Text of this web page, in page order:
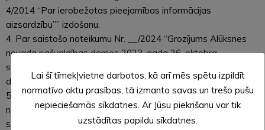
4/2014 “Par ierobežotas pieejamības informācijas
aizsardzību”” izdošanu.
4. Par saistošo noteikumu Nr. __/2024 “Grozījums Alūksnes
novada pašvaldības domes 2023. gada 26. oktobra
saistošajos noteikumos Nr. 30/2023 “Par mājas (istabas)
dzīvnieku turēšanu Alūksnes novadā”” izdošanu.
5. Par saistošo noteikumu Nr. __/2024 “Grozījumi Alūksnes
novada pašvaldības domes 2023. gada 30. novembra
saistošajos noteikumos Nr. 38/2023 “Par sadzīves atkritumu
Lai šī tīmekļvietne darbotos, kā arī mēs spētu izpildīt
normatīvo aktu prasības, tā izmanto savas un trešo pušu
nepieciešamās sīkdatnes. Ar Jūsu piekrišanu var tik
uzstādītas papildu sīkdatnes.